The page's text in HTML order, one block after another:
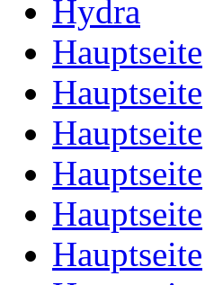
Hydra
Hauptseite
Hauptseite
Hauptseite
Hauptseite
Hauptseite
Hauptseite